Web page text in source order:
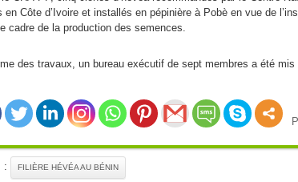
en Côte d’Ivoire et installés en pépinière à Pobè en vue de
cadre de la production des semences.
des travaux, un bureau exécutif de sept membres a été mis
: FILIÈRE HÉVÉA AU BÉNIN